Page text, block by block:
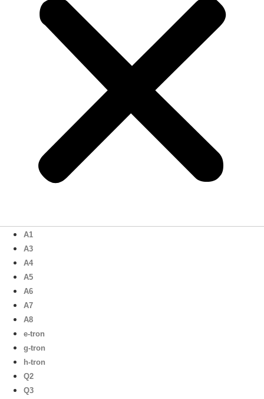
A1
A3
A4
A5
A6
A7
A8
e-tron
g-tron
h-tron
Q2
Q3